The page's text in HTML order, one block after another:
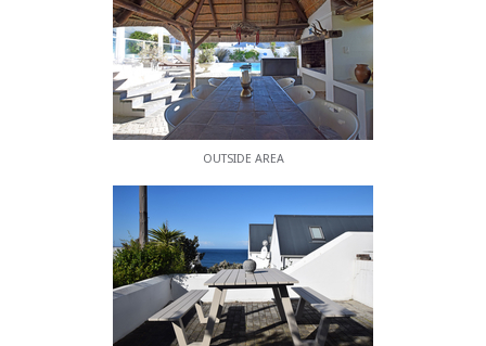
Das Weingut La Vierge liegt 10 km vom Apartment
Dolphin House entfernt. Der internationale
Flughafen Kapstadt liegt 71 km von der
Unterkunft entfernt.
OUTSIDE AREA